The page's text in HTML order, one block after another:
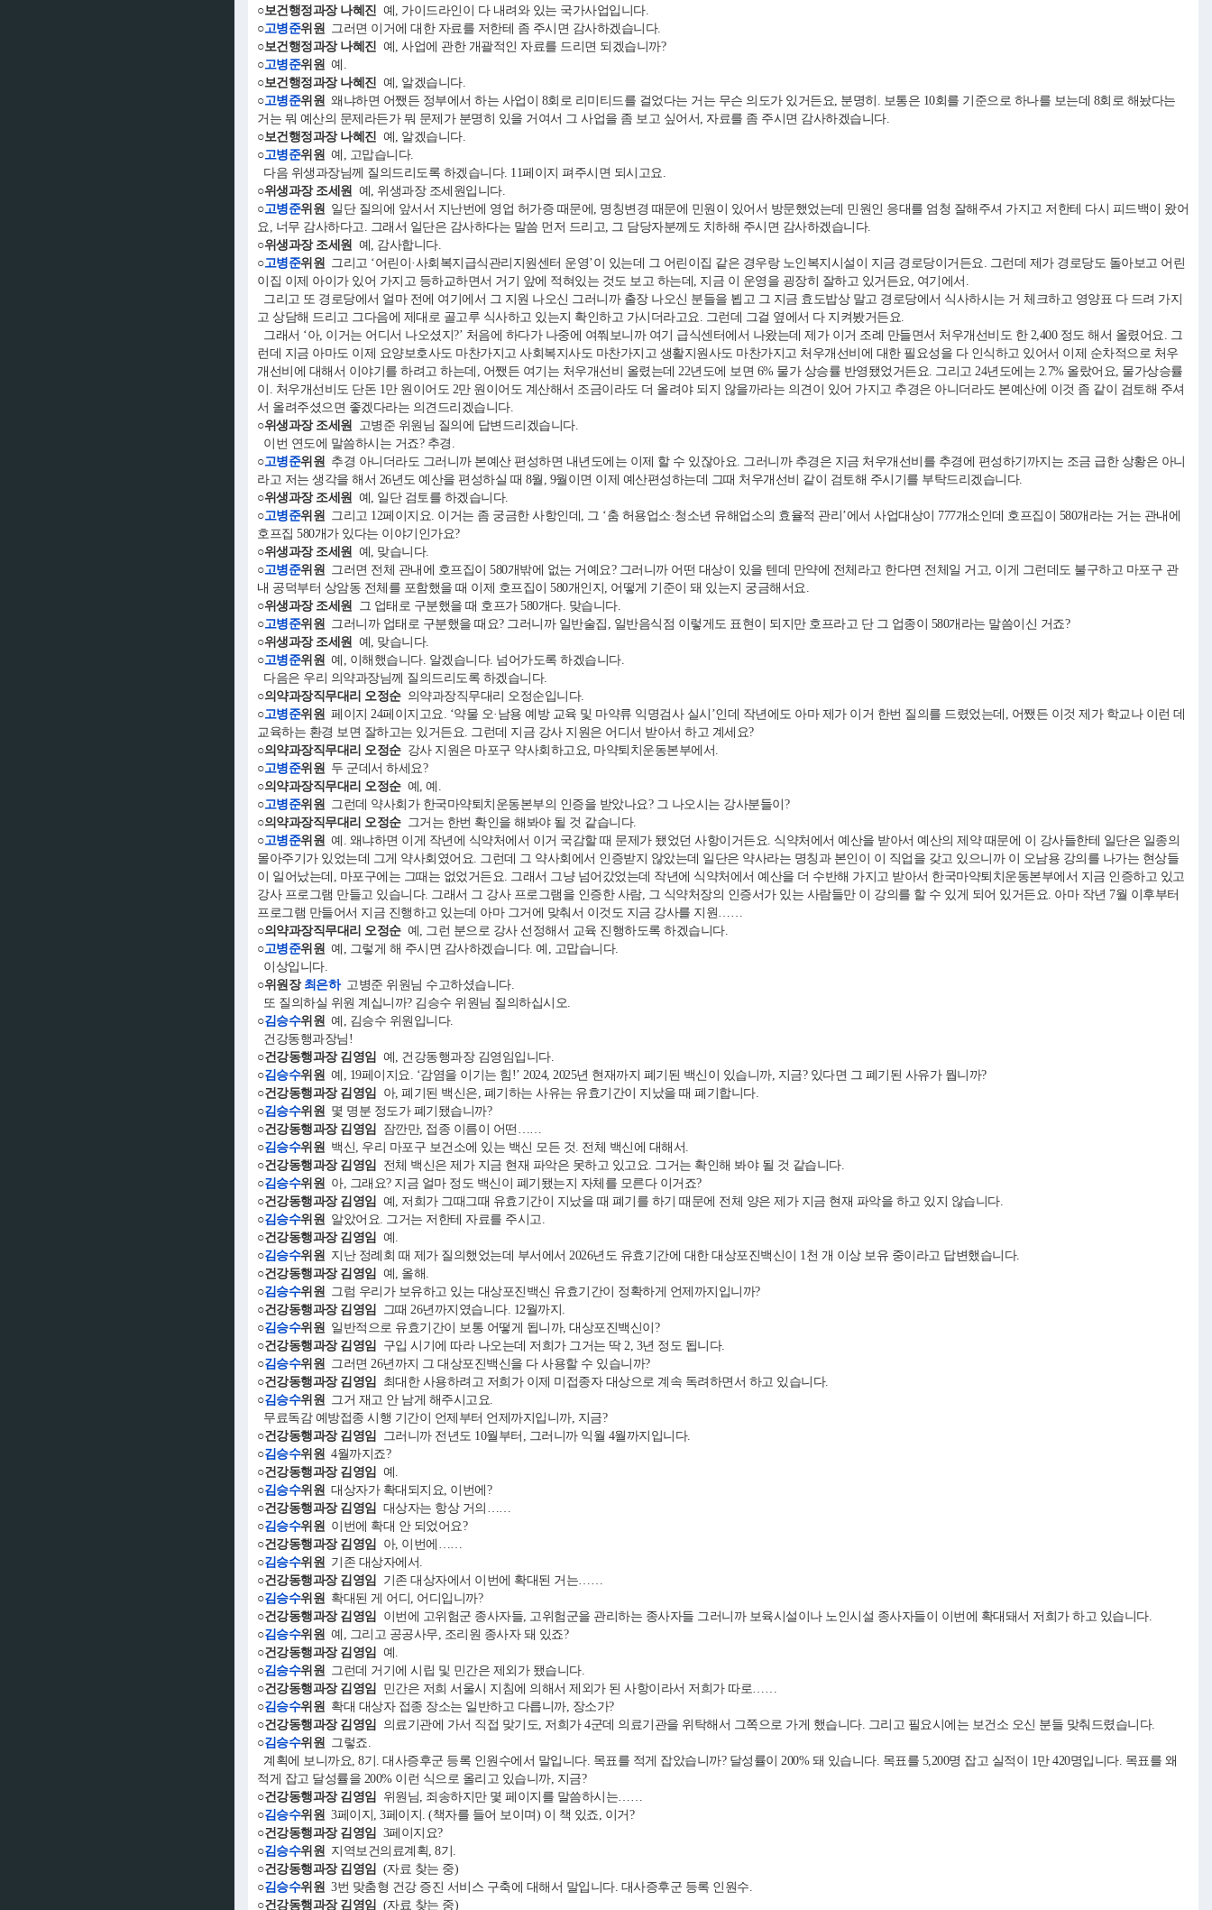
○보건행정과장 나혜진 예, 가이드라인이 다 내려와 있는 국가사업입니다.
○고병준위원 그러면 이거에 대한 자료를 저한테 좀 주시면 감사하겠습니다.
○보건행정과장 나혜진 예, 사업에 관한 개괄적인 자료를 드리면 되겠습니까?
○고병준위원 예.
○보건행정과장 나혜진 예, 알겠습니다.
○고병준위원 왜냐하면 어쨌든 정부에서 하는 사업이 8회로 리미티드를 걸었다는 거는 무슨 의도가 있거든요, 분명히. 보통은 10회를 기준으로 하나를 보는데 8회로 해놨다는
거는 뭐 예산의 문제라든가 뭐 문제가 분명히 있을 거여서 그 사업을 좀 보고 싶어서, 자료를 좀 주시면 감사하겠습니다.
○보건행정과장 나혜진 예, 알겠습니다.
○고병준위원 예, 고맙습니다.
다음 위생과장님께 질의드리도록 하겠습니다. 11페이지 펴주시면 되시고요.
○위생과장 조세원 예, 위생과장 조세원입니다.
○고병준위원 일단 질의에 앞서서 지난번에 영업 허가증 때문에, 명칭변경 때문에 민원이 있어서 방문했었는데 민원인 응대를 엄청 잘해주셔 가지고 저한테 다시 피드백이 왔어
요, 너무 감사하다고. 그래서 일단은 감사하다는 말씀 먼저 드리고, 그 담당자분께도 치하해 주시면 감사하겠습니다.
○위생과장 조세원 예, 감사합니다.
○고병준위원 그리고 ‘어린이·사회복지급식관리지원센터 운영’이 있는데 그 어린이집 같은 경우랑 노인복지시설이 지금 경로당이거든요. 그런데 제가 경로당도 돌아보고 어린
이집 이제 아이가 있어 가지고 등하교하면서 거기 앞에 적혀있는 것도 보고 하는데, 지금 이 운영을 굉장히 잘하고 있거든요, 여기에서.
그리고 또 경로당에서 얼마 전에 여기에서 그 지원 나오신 그러니까 출장 나오신 분들을 뵙고 그 지금 효도밥상 말고 경로당에서 식사하시는 거 체크하고 영양표 다 드려 가지
고 상담해 드리고 그다음에 제대로 골고루 식사하고 있는지 확인하고 가시더라고요. 그런데 그걸 옆에서 다 지켜봤거든요.
그래서 ‘아, 이거는 어디서 나오셨지?’ 처음에 하다가 나중에 여쭤보니까 여기 급식센터에서 나왔는데 제가 이거 조례 만들면서 처우개선비도 한 2,400 정도 해서 올렸어요. 그
런데 지금 아마도 이제 요양보호사도 마찬가지고 사회복지사도 마찬가지고 생활지원사도 마찬가지고 처우개선비에 대한 필요성을 다 인식하고 있어서 이제 순차적으로 처우
개선비에 대해서 이야기를 하려고 하는데, 어쨌든 여기는 처우개선비 올렸는데 22년도에 보면 6% 물가 상승률 반영됐었거든요. 그리고 24년도에는 2.7% 올랐어요, 물가상승률
이. 처우개선비도 단돈 1만 원이어도 2만 원이어도 계산해서 조금이라도 더 올려야 되지 않을까라는 의견이 있어 가지고 추경은 아니더라도 본예산에 이것 좀 같이 검토해 주셔
서 올려주셨으면 좋겠다라는 의견드리겠습니다.
○위생과장 조세원 고병준 위원님 질의에 답변드리겠습니다.
이번 연도에 말씀하시는 거죠? 추경.
○고병준위원 추경 아니더라도 그러니까 본예산 편성하면 내년도에는 이제 할 수 있잖아요. 그러니까 추경은 지금 처우개선비를 추경에 편성하기까지는 조금 급한 상황은 아니
라고 저는 생각을 해서 26년도 예산을 편성하실 때 8월, 9월이면 이제 예산편성하는데 그때 처우개선비 같이 검토해 주시기를 부탁드리겠습니다.
○위생과장 조세원 예, 일단 검토를 하겠습니다.
○고병준위원 그리고 12페이지요. 이거는 좀 궁금한 사항인데, 그 ‘춤 허용업소·청소년 유해업소의 효율적 관리’에서 사업대상이 777개소인데 호프집이 580개라는 거는 관내에
호프집 580개가 있다는 이야기인가요?
○위생과장 조세원 예, 맞습니다.
○고병준위원 그러면 전체 관내에 호프집이 580개밖에 없는 거예요? 그러니까 어떤 대상이 있을 텐데 만약에 전체라고 한다면 전체일 거고, 이게 그런데도 불구하고 마포구 관
내 공덕부터 상암동 전체를 포함했을 때 이제 호프집이 580개인지, 어떻게 기준이 돼 있는지 궁금해서요.
○위생과장 조세원 그 업태로 구분했을 때 호프가 580개다. 맞습니다.
○고병준위원 그러니까 업태로 구분했을 때요? 그러니까 일반술집, 일반음식점 이렇게도 표현이 되지만 호프라고 단 그 업종이 580개라는 말씀이신 거죠?
○위생과장 조세원 예, 맞습니다.
○고병준위원 예, 이해했습니다. 알겠습니다. 넘어가도록 하겠습니다.
다음은 우리 의약과장님께 질의드리도록 하겠습니다.
○의약과장직무대리 오정순의약과장직무대리 오정순입니다.
○고병준위원 페이지 24페이지고요. ‘약물 오·남용 예방 교육 및 마약류 익명검사 실시’인데 작년에도 아마 제가 이거 한번 질의를 드렸었는데, 어쨌든 이것 제가 학교나 이런 데
교육하는 환경 보면 잘하고는 있거든요. 그런데 지금 강사 지원은 어디서 받아서 하고 계세요?
○의약과장직무대리 오정순강사 지원은 마포구 약사회하고요, 마약퇴치운동본부에서.
○고병준위원 두 군데서 하세요?
○의약과장직무대리 오정순예, 예.
○고병준위원 그런데 약사회가 한국마약퇴치운동본부의 인증을 받았나요? 그 나오시는 강사분들이?
○의약과장직무대리 오정순그거는 한번 확인을 해봐야 될 것 같습니다.
○고병준위원 예. 왜냐하면 이게 작년에 식약처에서 이거 국감할 때 문제가 됐었던 사항이거든요. 식약처에서 예산을 받아서 예산의 제약 때문에 이 강사들한테 일단은 일종의
몰아주기가 있었는데 그게 약사회였어요. 그런데 그 약사회에서 인증받지 않았는데 일단은 약사라는 명칭과 본인이 이 직업을 갖고 있으니까 이 오남용 강의를 나가는 현상들
이 일어났는데, 마포구에는 그때는 없었거든요. 그래서 그냥 넘어갔었는데 작년에 식약처에서 예산을 더 수반해 가지고 받아서 한국마약퇴치운동본부에서 지금 인증하고 있고
강사 프로그램 만들고 있습니다. 그래서 그 강사 프로그램을 인증한 사람, 그 식약처장의 인증서가 있는 사람들만 이 강의를 할 수 있게 되어 있거든요. 아마 작년 7월 이후부터
프로그램 만들어서 지금 진행하고 있는데 아마 그거에 맞춰서 이것도 지금 강사를 지원……
○의약과장직무대리 오정순예, 그런 분으로 강사 선정해서 교육 진행하도록 하겠습니다.
○고병준위원 예, 그렇게 해 주시면 감사하겠습니다. 예, 고맙습니다.
이상입니다.
○위원장 최은하고병준 위원님 수고하셨습니다.
또 질의하실 위원 계십니까? 김승수 위원님 질의하십시오.
○김승수위원 예, 김승수 위원입니다.
건강동행과장님!
○건강동행과장 김영임 예, 건강동행과장 김영임입니다.
○김승수위원 예, 19페이지요. ‘감염을 이기는 힘!’ 2024, 2025년 현재까지 폐기된 백신이 있습니까, 지금? 있다면 그 폐기된 사유가 뭡니까?
○건강동행과장 김영임 아, 폐기된 백신은, 폐기하는 사유는 유효기간이 지났을 때 폐기합니다.
○김승수위원 몇 명분 정도가 폐기됐습니까?
○건강동행과장 김영임 잠깐만, 접종 이름이 어떤……
○김승수위원 백신, 우리 마포구 보건소에 있는 백신 모든 것. 전체 백신에 대해서.
○건강동행과장 김영임 전체 백신은 제가 지금 현재 파악은 못하고 있고요. 그거는 확인해 봐야 될 것 같습니다.
○김승수위원 아, 그래요? 지금 얼마 정도 백신이 폐기됐는지 자체를 모른다 이거죠?
○건강동행과장 김영임 예, 저희가 그때그때 유효기간이 지났을 때 폐기를 하기 때문에 전체 양은 제가 지금 현재 파악을 하고 있지 않습니다.
○김승수위원 알았어요. 그거는 저한테 자료를 주시고.
○건강동행과장 김영임 예.
○김승수위원 지난 정례회 때 제가 질의했었는데 부서에서 2026년도 유효기간에 대한 대상포진백신이 1천 개 이상 보유 중이라고 답변했습니다.
○건강동행과장 김영임 예, 올해.
○김승수위원 그럼 우리가 보유하고 있는 대상포진백신 유효기간이 정확하게 언제까지입니까?
○건강동행과장 김영임 그때 26년까지였습니다. 12월까지.
○김승수위원 일반적으로 유효기간이 보통 어떻게 됩니까, 대상포진백신이?
○건강동행과장 김영임 구입 시기에 따라 나오는데 저희가 그거는 딱 2, 3년 정도 됩니다.
○김승수위원 그러면 26년까지 그 대상포진백신을 다 사용할 수 있습니까?
○건강동행과장 김영임 최대한 사용하려고 저희가 이제 미접종자 대상으로 계속 독려하면서 하고 있습니다.
○김승수위원 그거 재고 안 남게 해주시고요.
무료독감 예방접종 시행 기간이 언제부터 언제까지입니까, 지금?
○건강동행과장 김영임 그러니까 전년도 10월부터, 그러니까 익월 4월까지입니다.
○김승수위원 4월까지죠?
○건강동행과장 김영임 예.
○김승수위원 대상자가 확대되지요, 이번에?
○건강동행과장 김영임 대상자는 항상 거의……
○김승수위원 이번에 확대 안 되었어요?
○건강동행과장 김영임 아, 이번에……
○김승수위원 기존 대상자에서.
○건강동행과장 김영임 기존 대상자에서 이번에 확대된 거는……
○김승수위원 확대된 게 어디, 어디입니까?
○건강동행과장 김영임 이번에 고위험군 종사자들, 고위험군을 관리하는 종사자들 그러니까 보육시설이나 노인시설 종사자들이 이번에 확대돼서 저희가 하고 있습니다.
○김승수위원 예, 그리고 공공사무, 조리원 종사자 돼 있죠?
○건강동행과장 김영임 예.
○김승수위원 그런데 거기에 시립 및 민간은 제외가 됐습니다.
○건강동행과장 김영임 민간은 저희 서울시 지침에 의해서 제외가 된 사항이라서 저희가 따로……
○김승수위원 확대 대상자 접종 장소는 일반하고 다릅니까, 장소가?
○건강동행과장 김영임 의료기관에 가서 직접 맞기도, 저희가 4군데 의료기관을 위탁해서 그쪽으로 가게 했습니다. 그리고 필요시에는 보건소 오신 분들 맞춰드렸습니다.
○김승수위원 그렇죠.
계획에 보니까요, 8기. 대사증후군 등록 인원수에서 말입니다. 목표를 적게 잡았습니까? 달성률이 200% 돼 있습니다. 목표를 5,200명 잡고 실적이 1만 420명입니다. 목표를 왜
적게 잡고 달성률을 200% 이런 식으로 올리고 있습니까, 지금?
○건강동행과장 김영임 위원님, 죄송하지만 몇 페이지를 말씀하시는……
○김승수위원 3페이지, 3페이지. (책자를 들어 보이며) 이 책 있죠, 이거?
○건강동행과장 김영임 3페이지요?
○김승수위원 지역보건의료계획, 8기.
○건강동행과장 김영임 (자료 찾는 중)
○김승수위원 3번 맞춤형 건강 증진 서비스 구축에 대해서 말입니다. 대사증후군 등록 인원수.
○건강동행과장 김영임 (자료 찾는 중)